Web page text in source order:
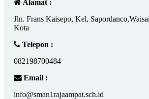
Alamat :
Jln. Frans Kaisepo, Kel,
Kota
Telepon :
082198700484
Email :
info@sman1rajaampat.sch.id